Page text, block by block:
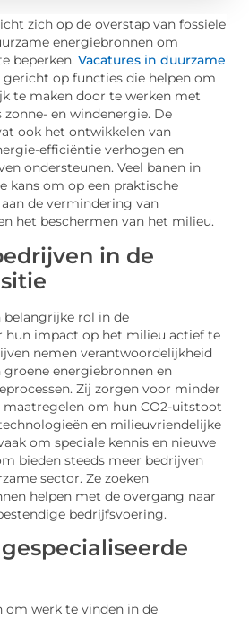
zich op de overstap van fossiele
energiebronnen om
beperken. Vacatures in duurzame
gericht op functies die helpen om
te maken door te werken met
zonne- en windenergie. De
ook het ontwikkelen van
efficiëntie verhogen en
ondersteunen. Veel banen in
kans om op een praktische
de vermindering van
het beschermen van het milieu.
in de
belangrijke rol in de
hun impact op het milieu actief te
nemen verantwoordelijkheid
energiebronnen en
Zij zorgen voor minder
om hun CO2-uitstoot
en milieuvriendelijke
om speciale kennis en nieuwe
bieden steeds meer bedrijven
sector. Ze zoeken
helpen met de overgang naar
bedrijfsvoering.
om werk te vinden in de